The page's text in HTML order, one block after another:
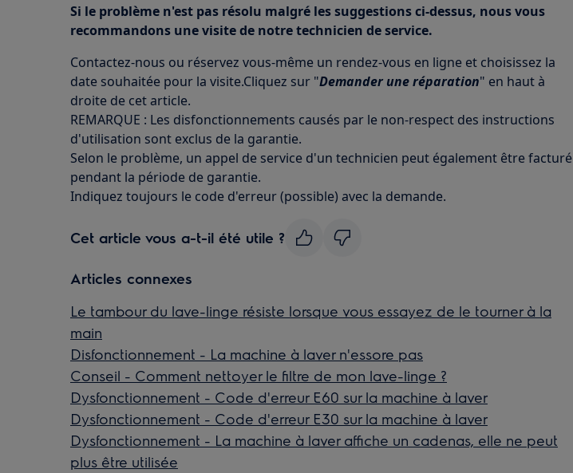
Si le problème n'est pas résolu malgré les suggestions ci-dessus, nous vous
recommandons une visite de notre technicien de service.
Contactez-nous ou réservez vous-même un rendez-vous en ligne et choisissez la
date souhaitée pour la visite.Cliquez sur "Demander une réparation" en haut à
droite de cet article.
REMARQUE : Les disfonctionnements causés par le non-respect des instructions
d'utilisation sont exclus de la garantie.
Selon le problème, un appel de service d'un technicien peut également être facturé
pendant la période de garantie.
Indiquez toujours le code d'erreur (possible) avec la demande.
Cet article vous a-t-il été utile ?
Articles connexes
Le tambour du lave-linge résiste lorsque vous essayez de le tourner à la
main
Disfonctionnement - La machine à laver n'essore pas
Conseil - Comment nettoyer le filtre de mon lave-linge ?
Dysfonctionnement - Code d'erreur E60 sur la machine à laver
Dysfonctionnement - Code d'erreur E30 sur la machine à laver
Dysfonctionnement - La machine à laver affiche un cadenas, elle ne peut
plus être utilisée